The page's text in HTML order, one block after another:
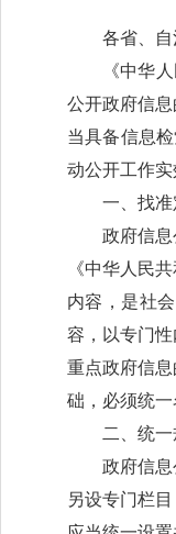
各省、
《中华
公开政府信
当具备信息
动公开工作
一、找准
政府信
《中华人民
内容，是社
容，以专门
重点政府信
础，必须统一
二、统
政府信
另设专门栏